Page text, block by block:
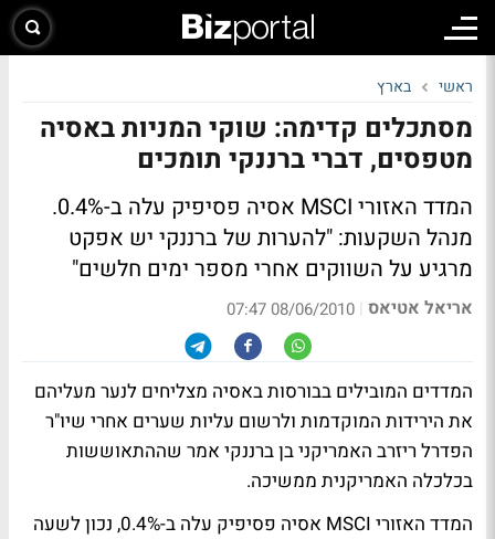
ראשי בארץ
מסתכלים קדימה: שוקי המניות באסיה
מטפסים, דברי ברננקי תומכים
המדד האזורי MSCI אסיה פסיפיק עלה ב-0.4%.
מנהל השקעות: "להערות של ברננקי יש אפקט
מרגיע על השווקים אחרי מספר ימים חלשים"
אריאל אטיאס |
08/06/2010 07:47
המדדים המובילים בבורסות באסיה מצליחים לנער מעליהם
את הירידות המוקדמות ולרשום עליות שערים אחרי שיו"ר
הפדרל ריזרב האמריקני בן ברננקי אמר שההתאוששות
בכלכלה האמריקנית ממשיכה.
המדד האזורי MSCI אסיה פסיפיק עלה ב-0.4%, נכון לשעה